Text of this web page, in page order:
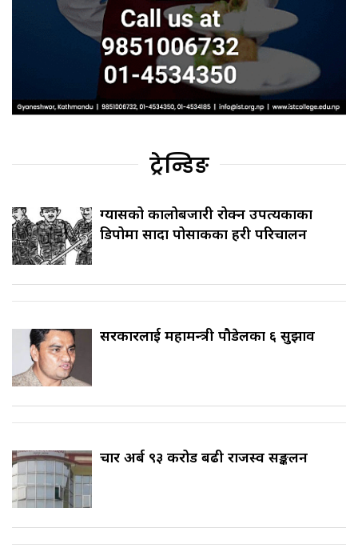
ट्रेन्डिङ
ग्यासको कालोबजारी रोक्न उपत्यकाका
डिपोमा सादा पोसाकका प्रहरी परिचालन
सरकारलाई महामन्त्री पौडेलका ६ सुझाव
चार अर्ब ९३ करोड बढी राजस्व सङ्कलन